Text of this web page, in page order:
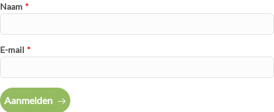
Naam *
E-mail *
Aanmelden